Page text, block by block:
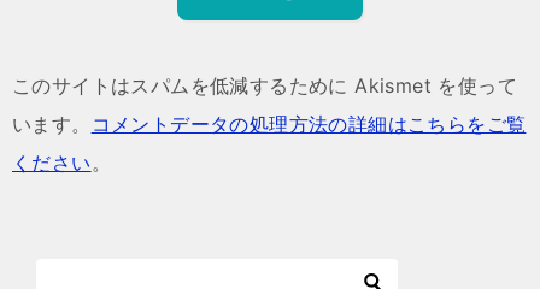
このサイトはスパムを低減するために Akismet を使って
います。
コメントデータの処理方法の詳細はこちらをご覧
ください 。